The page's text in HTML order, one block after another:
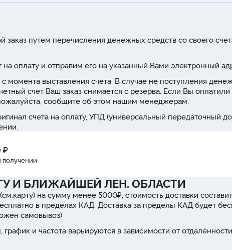
путем перечисления денежных средств со своего
оплату и отправим его на указанный Вами электронный
момента выставления счета. В случае не поступления
счет Ваш заказ снимается с резерва. Если Вы оплатили
сообщите об этом нашим менеджерам.
счета на оплату, УПД (универсальный передаточный
₽
получении
И БЛИЖАЙШЕЙ ЛЕН. ОБЛАСТИ
на сумму менее 5000₽, стоимость доставки
в пределах КАД. Доставка за пределы КАД будет
самовывоз)
и частота варьируются в зависимости от